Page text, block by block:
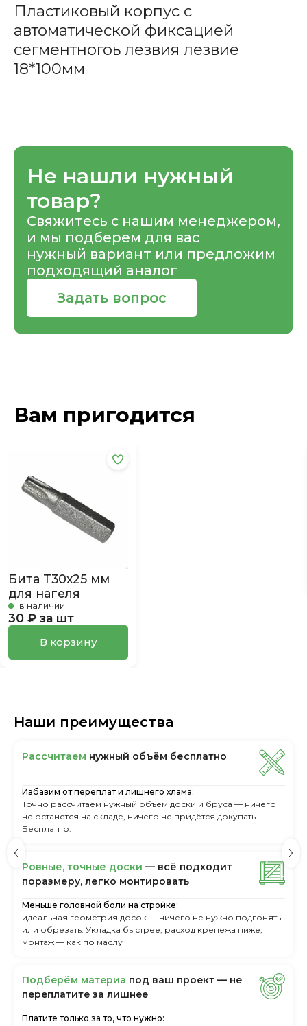
Пластиковый корпус с
автоматической фиксацией
сегментногоь лезвия лезвие
18*100мм
Не нашли нужный
товар?
Свяжитесь с нашим менеджером,
и мы подберем для вас
нужный вариант или предложим
подходящий аналог
Задать вопрос
Вам пригодится
Бита Т30х25 мм
для нагеля
в наличии
30 ₽ за шт
В корзину
Наши преимущества
Рассчитаем нужный объём бесплатно
Избавим от переплат и лишнего хлама:
Точно рассчитаем нужный объём доски и бруса — ничего
не останется на складе, ничего не придётся докупать.
Бесплатно.
Ровные, точные доски — всё подходит
поразмеру, легкo монтировать
Меньше головной боли на стройке:
идеальная геометрия досок — ничего не нужно подгонять
или обрезать. Укладка быстрее, расход крепежа ниже,
монтаж — как по маслу
Пoдбepём мaтepиa пoд вaш пpoeкт — нe
пepeплaтитe зa лишнee
Платите только за то, что нужно: